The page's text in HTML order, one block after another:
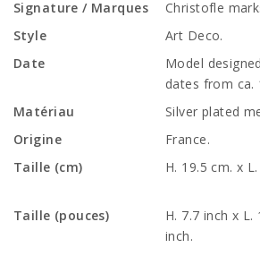
Signature / Marques
Christofle
Style
Art Deco.
Date
Model
dates from ca.
Matériau
Silver plated
Origine
France.
Taille (cm)
H. 19.5 cm. x
Taille (pouces)
H. 7.7 inch x L.
inch.